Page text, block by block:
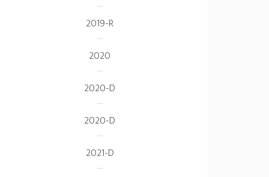
2019-R
2020
2020-D
2020-D
2021-D